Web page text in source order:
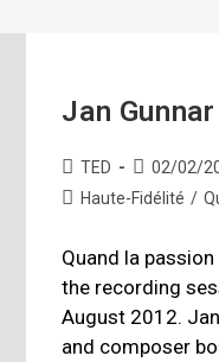
Jan
Auteur/autrice
de
TED
Publication
publiée :
02/02/
PostHaute-Fidélité /
Quand la
the recording
August 2012.
and composer